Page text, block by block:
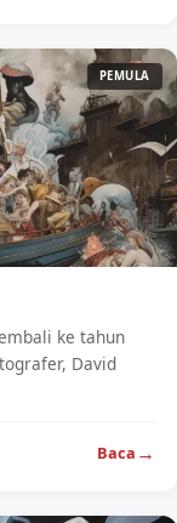
PEMULA
ke tahun
David
Baca →